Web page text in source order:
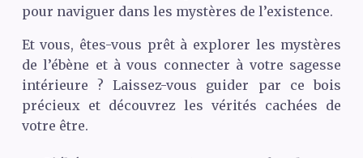
pour naviguer dans les mystères de l’existence.
Et vous, êtes-vous prêt à explorer les mystères
de l’ébène et à vous connecter à votre sagesse
intérieure ? Laissez-vous guider par ce bois
précieux et découvrez les vérités cachées de
votre être.